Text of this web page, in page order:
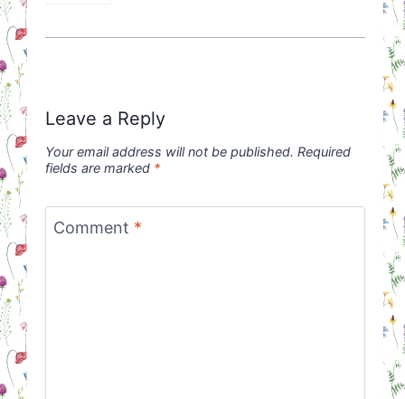
Leave a Reply
Your email address will not be published. Required
fields are marked *
Comment *